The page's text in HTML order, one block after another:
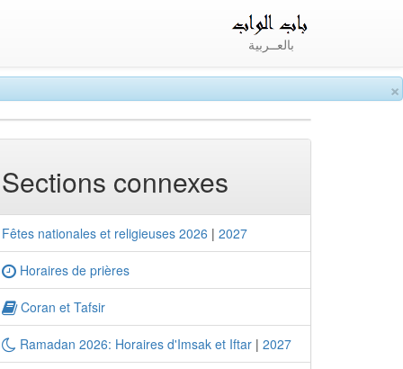
×
بالعــربية
Sections connexes
Fêtes nationales et religieuses 2026 | 2027
Horaires de prières
Coran et Tafsir
Ramadan 2026: Horaires d'Imsak et Iftar | 2027